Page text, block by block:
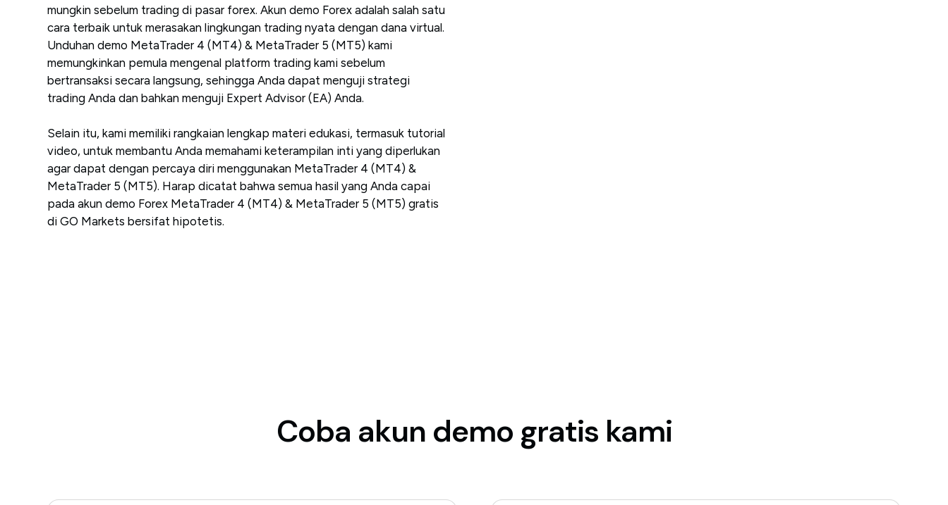
mungkin sebelum trading di pasar forex. Akun demo Forex adalah salah satu
cara terbaik untuk merasakan lingkungan trading nyata dengan dana virtual.
Unduhan demo MetaTrader 4 (MT4) & MetaTrader 5 (MT5) kami
memungkinkan pemula mengenal platform trading kami sebelum
bertransaksi secara langsung, sehingga Anda dapat menguji strategi
trading Anda dan bahkan menguji Expert Advisor (EA) Anda.
Selain itu, kami memiliki rangkaian lengkap materi edukasi, termasuk tutorial
video, untuk membantu Anda memahami keterampilan inti yang diperlukan
agar dapat dengan percaya diri menggunakan MetaTrader 4 (MT4) &
MetaTrader 5 (MT5). Harap dicatat bahwa semua hasil yang Anda capai
pada akun demo Forex MetaTrader 4 (MT4) & MetaTrader 5 (MT5) gratis
di GO Markets bersifat hipotetis.
Coba akun demo gratis kami